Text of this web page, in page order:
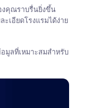
งคุณราบรื่นยิ่งขึ้น
เอียดโรงแรมได้ง่าย
มูลที่เหมาะสมสำหรับ